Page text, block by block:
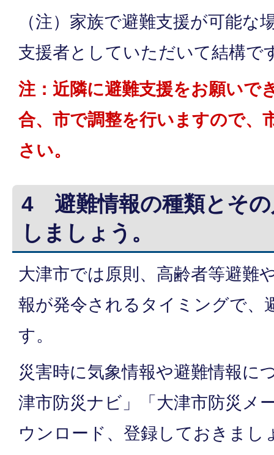
（注）家族で避難支援が可能な
支援者としていただいて結構で
注：近隣に避難支援をお願いで
合、市で調整を行いますので、
さい。
4 避難情報の種類とその
しましょう。
大津市では原則、高齢者等避難
報が発令されるタイミングで、
す。
災害時に気象情報や避難情報に
津市防災ナビ」「大津市防災メ
ウンロード、登録しておきまし